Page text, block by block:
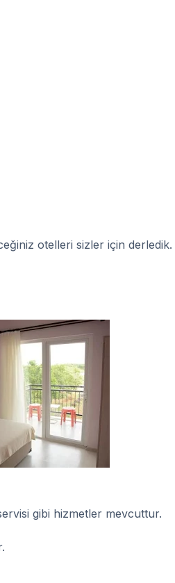
otelleri sizler için derledik.
gibi hizmetler mevcuttur.